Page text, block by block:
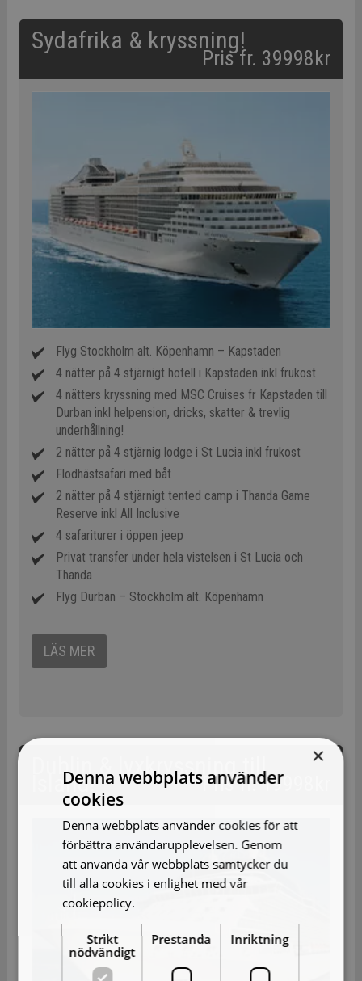
Sydafrika & kryssning!
Pris fr. 39998kr
Flyg Stockholm alt. Köpenhamn – Kapstaden
4 nätter på 4 stjärnigt hotell i Kapstaden inkl frukost
4 nätters kryssning med MSC Cruises fr Kapstaden till
Durban inkl helpension, dricks, skatter & trevlig
underhållning!
2 nätter på 4 stjärnig lodge i St Lucia inkl frukost
Flodhästsafari med båt
2 nätter på 4 stjärnigt tented camp i Thanda Game
Reserve inkl All Inclusive
4 safariturer i öppen jeep
Privat transfer under hela vistelsen i St Lucia och
Thanda
Flyg Durban – Stockholm alt. Köpenhamn
LÄS MER
Dublin & lyxkryssning till
Island! Pris fr. 19998kr
×
Denna webbplats använder
cookies
Denna webbplats använder cookies för att
förbättra användarupplevelsen. Genom
att använda vår webbplats samtycker du
till alla cookies i enlighet med vår
cookiepolicy.
Strikt
nödvändigt
Prestanda Inriktning